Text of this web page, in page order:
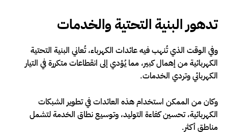
تدهور البنية التحتية والخدمات
وفي الوقت الذي تُنهب فيه عائدات الكهرباء، تُعاني البنية التحتية
الكهربائية من إهمال كبير، مما يُؤدي إلى انقطاعات متكررة في التيار
الكهربائي وتردي الخدمات.
وكان من الممكن استخدام هذه العائدات في تطوير الشبكات
الكهربائية، تحسين كفاءة التوليد، وتوسيع نطاق الخدمة لتشمل
مناطق أكثر.